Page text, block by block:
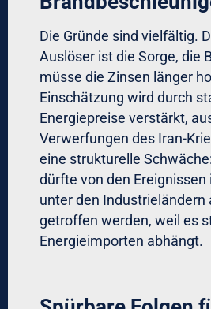
Die Gründe sind vielfältig.
Auslöser ist die Sorge, die
müsse die Zinsen länger
Einschätzung wird durch
Energiepreise verstärkt,
Verwerfungen des Iran-
eine strukturelle
dürfte von den Ereignissen
unter den Industrieländern
getroffen werden, weil es
Energieimporten abhängt.